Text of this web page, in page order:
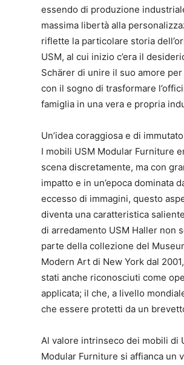
essendo di produzione
massima libertà alla
riflette la particolare storia
USM, al cui inizio c’era il
Schärer di unire il suo amore
con il sogno di trasformare
famiglia in una vera e propria
Un’idea coraggiosa e di
I mobili USM Modular Furniture
scena discretamente, ma con
impatto e in un’epoca dominata
eccesso di immagini, questo
diventa una caratteristica
di arredamento USM Haller non
parte della collezione del
Modern Art di New York dal
stati anche riconosciuti come
applicata; il che, a livello
che essere protetti da un
Al valore intrinseco dei mobili di
Modular Furniture si affianca un